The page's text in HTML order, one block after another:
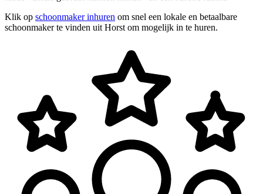
Klik op schoonmaker inhuren om snel een lokale en betaalbare
schoonmaker te vinden uit Horst om mogelijk in te huren.